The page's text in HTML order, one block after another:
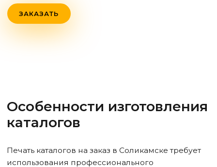
ЗАКАЗАТЬ
Особенности изготовления
каталогов
Печать каталогов на заказ в Соликамске требует
использования профессионального